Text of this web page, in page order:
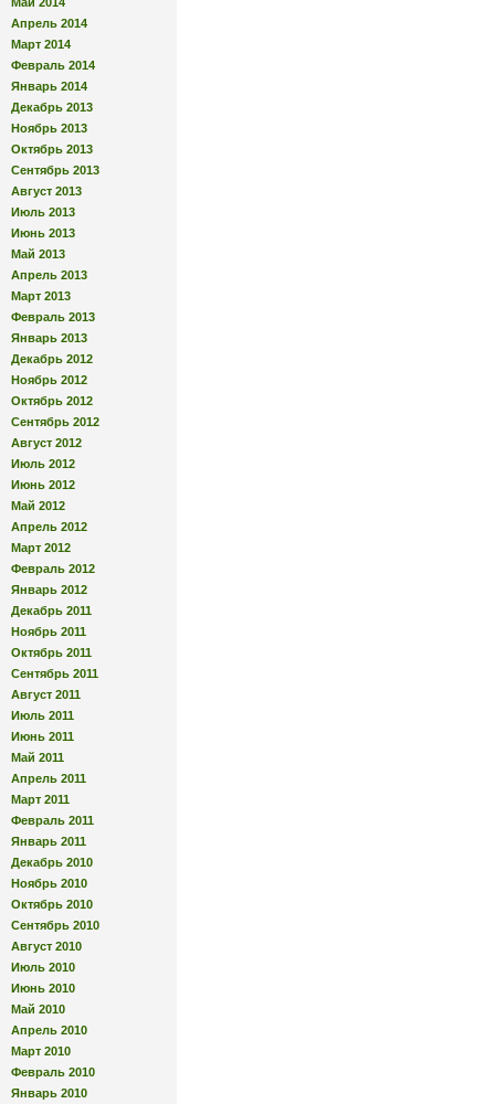
Апрель 2014
Март 2014
Февраль 2014
Январь 2014
Декабрь 2013
Ноябрь 2013
Октябрь 2013
Сентябрь 2013
Август 2013
Июль 2013
Июнь 2013
Май 2013
Апрель 2013
Март 2013
Февраль 2013
Январь 2013
Декабрь 2012
Ноябрь 2012
Октябрь 2012
Сентябрь 2012
Август 2012
Июль 2012
Июнь 2012
Май 2012
Апрель 2012
Март 2012
Февраль 2012
Январь 2012
Декабрь 2011
Ноябрь 2011
Октябрь 2011
Сентябрь 2011
Август 2011
Июль 2011
Июнь 2011
Май 2011
Апрель 2011
Март 2011
Февраль 2011
Январь 2011
Декабрь 2010
Ноябрь 2010
Октябрь 2010
Сентябрь 2010
Август 2010
Июль 2010
Июнь 2010
Май 2010
Апрель 2010
Март 2010
Февраль 2010
Январь 2010